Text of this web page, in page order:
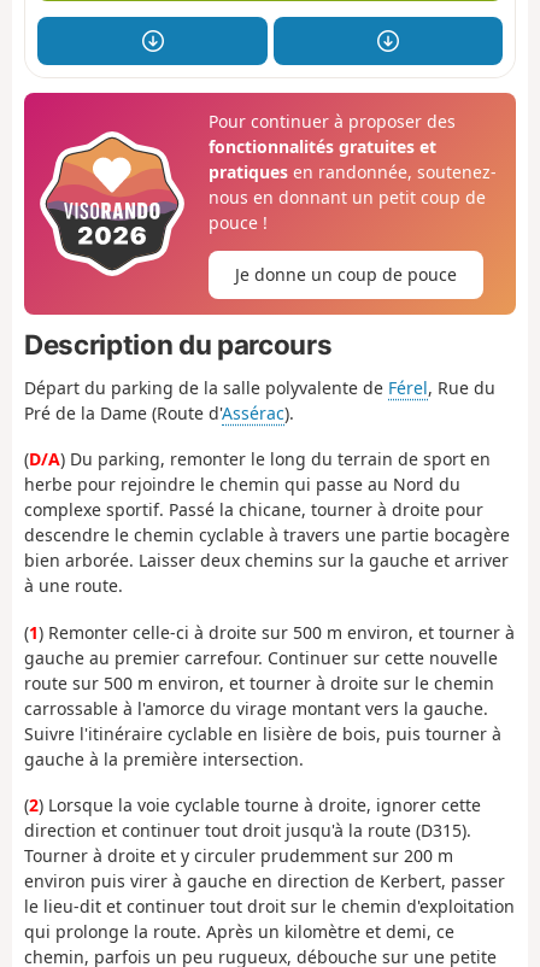
Pour continuer à proposer des
fonctionnalités gratuites et
pratiquesen randonnée, soutenez-
nous en donnant un petit coup de
pouce !
Je donne un coup de pouce
Description du parcours
Départ du parking de la salle polyvalente de Férel, Rue du
Pré de la Dame (Route d'Assérac).
(D/A) Du parking, remonter le long du terrain de sport en
herbe pour rejoindre le chemin qui passe au Nord du
complexe sportif. Passé la chicane, tourner à droite pour
descendre le chemin cyclable à travers une partie bocagère
bien arborée. Laisser deux chemins sur la gauche et arriver
à une route.
(1) Remonter celle-ci à droite sur 500 m environ, et tourner à
gauche au premier carrefour. Continuer sur cette nouvelle
route sur 500 m environ, et tourner à droite sur le chemin
carrossable à l'amorce du virage montant vers la gauche.
Suivre l'itinéraire cyclable en lisière de bois, puis tourner à
gauche à la première intersection.
(2) Lorsque la voie cyclable tourne à droite, ignorer cette
direction et continuer tout droit jusqu'à la route (D315).
Tourner à droite et y circuler prudemment sur 200 m
environ puis virer à gauche en direction de Kerbert, passer
le lieu-dit et continuer tout droit sur le chemin d'exploitation
qui prolonge la route. Après un kilomètre et demi, ce
chemin, parfois un peu rugueux, débouche sur une petite